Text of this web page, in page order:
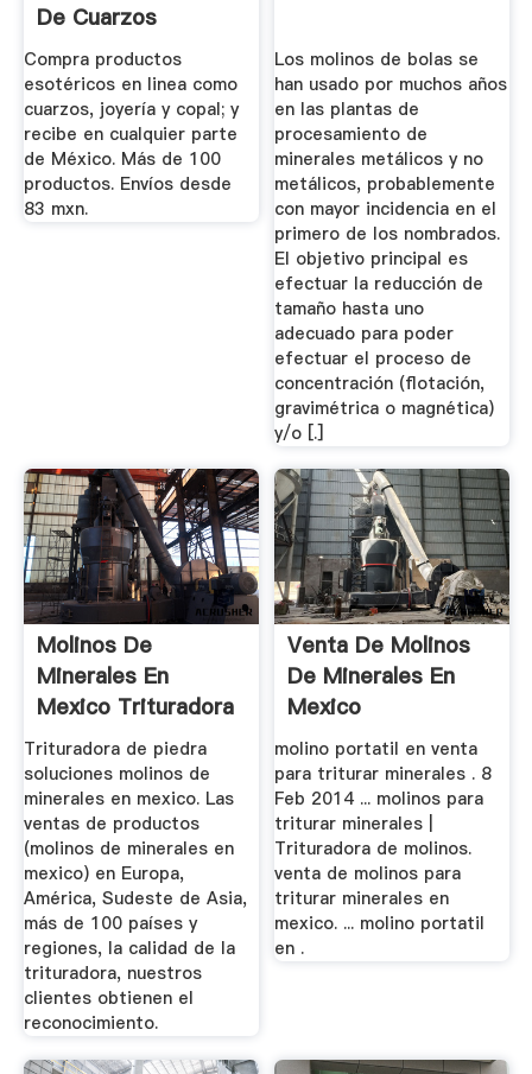
De Cuarzos
Compra productos
esotéricos en linea como
cuarzos, joyería y copal; y
recibe en cualquier parte
de México. Más de 100
productos. Envíos desde
83 mxn.
Los molinos de bolas se
han usado por muchos años
en las plantas de
procesamiento de
minerales metálicos y no
metálicos, probablemente
con mayor incidencia en el
primero de los nombrados.
El objetivo principal es
efectuar la reducción de
tamaño hasta uno
adecuado para poder
efectuar el proceso de
concentración (flotación,
gravimétrica o magnética)
y/o [.]
Molinos De
Minerales En
Mexico Trituradora
De China Las ...
Trituradora de piedra
soluciones molinos de
minerales en mexico. Las
ventas de productos
(molinos de minerales en
mexico) en Europa,
América, Sudeste de Asia,
más de 100 países y
regiones, la calidad de la
trituradora, nuestros
clientes obtienen el
reconocimiento.
Venta De Molinos
De Minerales En
Mexico
molino portatil en venta
para triturar minerales . 8
Feb 2014 ... molinos para
triturar minerales |
Trituradora de molinos.
venta de molinos para
triturar minerales en
mexico. ... molino portatil
en .